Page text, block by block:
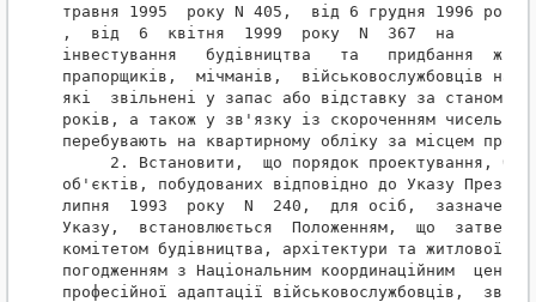
травня 1995  року N 405,  від 6 грудня 1996 року
,  від  6  квітня  1999  року  N  367  на
інвестування   будівництва   та   придбання
прапорщиків,  мічманів,  військовослужбовців
які  звільнені у запас або відставку за станом
років, а також у зв'язку із скороченням
перебувають на квартирному обліку за місцем
2. Встановити,  що порядок проектування,
об'єктів, побудованих відповідно до Указу
липня  1993  року  N  240,  для осіб,  зазначених
Указу,  встановлюється  Положенням,  що
комітетом будівництва, архітектури та житлової
погодженням з Національним координаційним
професійної адаптації військовослужбовців,